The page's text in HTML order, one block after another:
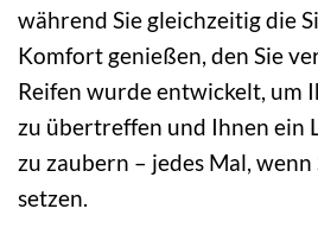
während Sie gleichzeitig die
Komfort genießen, den Sie
Reifen wurde entwickelt, um
zu übertreffen und Ihnen ein
zu zaubern – jedes Mal, wenn
setzen.